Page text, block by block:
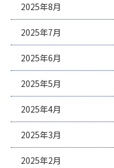
2025年8月
2025年7月
2025年6月
2025年5月
2025年4月
2025年3月
2025年2月